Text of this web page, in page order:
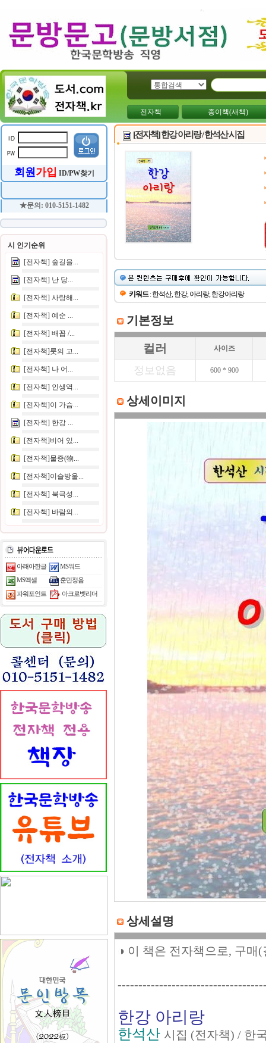
전자책 종이책(새책)
회원가입 ID/PW찾기
★문의: 010-5151-1482
시 인기순위
[전자책] 숲길을...
[전자책] 난 당...
[전자책] 사랑해...
[전자책] 예순 ...
[전자책] 배꼽 /...
[전자책]룻의 고...
[전자책] 나 어...
[전자책] 인생역...
[전자책]이 가슴...
[전자책] 한강 ...
[전자책]비어 있...
[전자책]물증(物...
[전자책]이슬방울...
[전자책] 북극성...
[전자책] 바람의...
아래아한글 MS워드
MS엑셀 훈민정음
파워포인트 아크로벳리더
[전자책] 한강 아리랑 / 한석산 시집
키워드: 한석산, 한강, 아리랑, 한강아리랑
기본정보
컬러 사이즈
정보없음 600 * 900
상세이미지
상세설명
◑ 이 책은 전자책으로, 구매
한강 아리랑
한석산 시집 (전자책) / 한